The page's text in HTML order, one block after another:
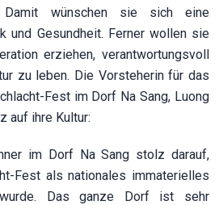
Damit wünschen sie sich eine
und Gesundheit. Ferner wollen sie
erziehen, verantwortungsvoll
zu leben. Die Vorsteherin für das
Fest im Dorf Na Sang, Luong
auf ihre Kultur:
im Dorf Na Sang stolz darauf,
Fest als nationales immaterielles
wurde. Das ganze Dorf ist sehr